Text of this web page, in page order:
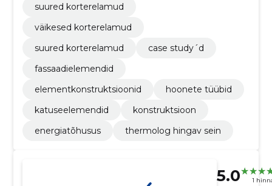
suured korterelamud
väikesed korterelamud
suured korterelamud
case study´d
fassaadielemendid
elementkonstruktsioonid
hoonete tüübid
katuseelemendid
konstruktsioon
energiatõhusus
thermolog hingav sein
5.0 1